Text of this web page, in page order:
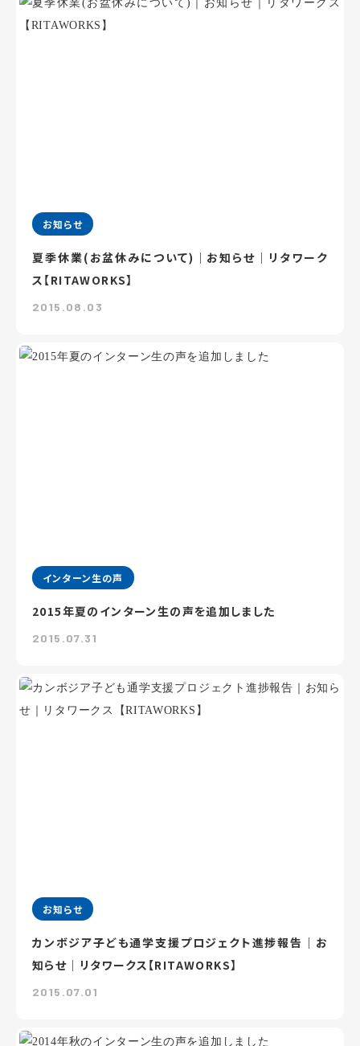
お知らせ
夏季休業(お盆休みについて)｜お知らせ｜リタワーク
ス【RITAWORKS】
2015.08.03
インターン生の声
2015年夏のインターン生の声を追加しました
2015.07.31
お知らせ
カンボジア子ども通学支援プロジェクト進捗報告｜お
知らせ｜リタワークス【RITAWORKS】
2015.07.01